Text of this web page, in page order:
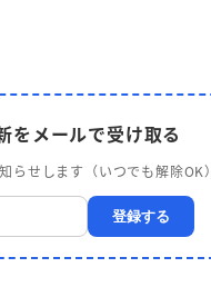
をメールで受け取る
らせします（いつでも解除OK）
登録する